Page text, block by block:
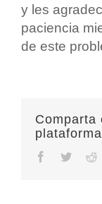
y les
paciencia
de este
Comparta
Facebook
Twitter